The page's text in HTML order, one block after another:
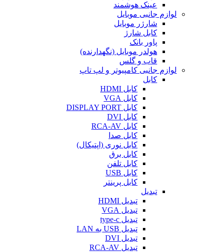
عینک هوشمند
لوازم جانبی موبایل
شارژر موبایل
کابل شارژ
پاور بانک
هولدر موبایل (نگهدارنده)
قاب و گلس
لوازم جانبی کامپیوتر و لپ تاپ
کابل
کابل HDMI
کابل VGA
کابل DISPLAY PORT
کابل DVI
کابل RCA-AV
کابل صدا
کابل نوری (اپتیکال)
کابل برق
کابل تلفن
کابل USB
کابل پرینتر
تبدیل
تبدیل HDMI
تبدیل VGA
تبدیل type-c
تبدیل USB به LAN
تبدیل DVI
تبدیل RCA-AV